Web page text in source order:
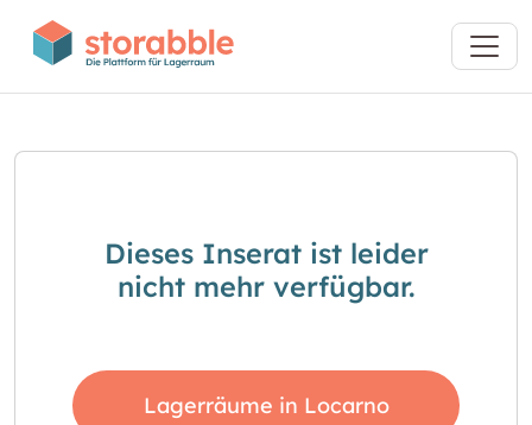
Dieses Inserat ist leider
nicht mehr verfügbar.
Lagerräume in Locarno